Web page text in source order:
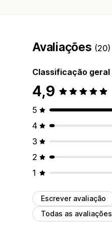
Avaliações (20)
Classificação geral
4,9
5
4
3
2
1
Escrever avaliação
Todas as avaliações